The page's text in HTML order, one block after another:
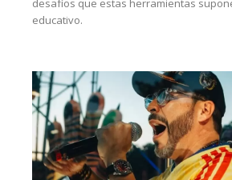
desafíos que estas herramientas
educativo.